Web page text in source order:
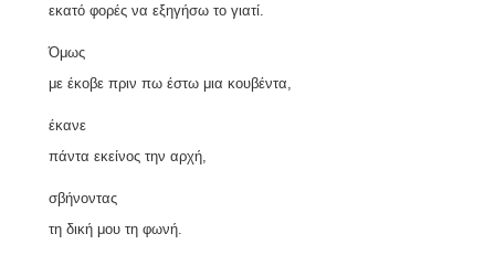
εκατό φορές να εξηγήσω το γιατί.
Όμως
με έκοβε πριν πω έστω μια κουβέντα,
έκανε
πάντα εκείνος την αρχή,
σβήνοντας
τη δική μου τη φωνή.